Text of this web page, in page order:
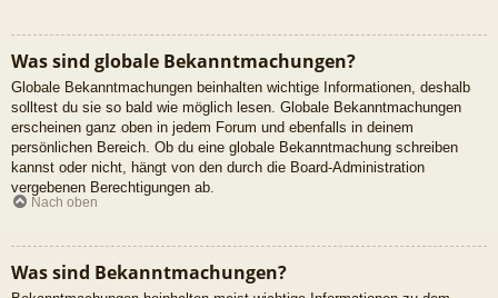
Was sind globale Bekanntmachungen?
Globale Bekanntmachungen beinhalten wichtige Informationen, deshalb
solltest du sie so bald wie möglich lesen. Globale Bekanntmachungen
erscheinen ganz oben in jedem Forum und ebenfalls in deinem
persönlichen Bereich. Ob du eine globale Bekanntmachung schreiben
kannst oder nicht, hängt von den durch die Board-Administration
vergebenen Berechtigungen ab.
Nach oben
Was sind Bekanntmachungen?